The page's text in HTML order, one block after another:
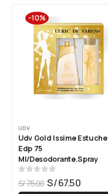
-10%
UDV
Udv Gold Issime Estuche
Edp 75
Ml/desodorante.spray
out of 5
S/75.00 S/67.50